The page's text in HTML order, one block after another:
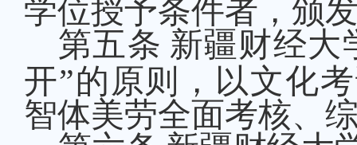
学位授予条件者，颁
第五条 新疆财经大
开”的原则，以文化
智体美劳全面考核、